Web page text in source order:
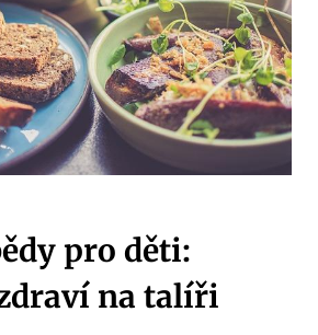
pro děti:
na talíři